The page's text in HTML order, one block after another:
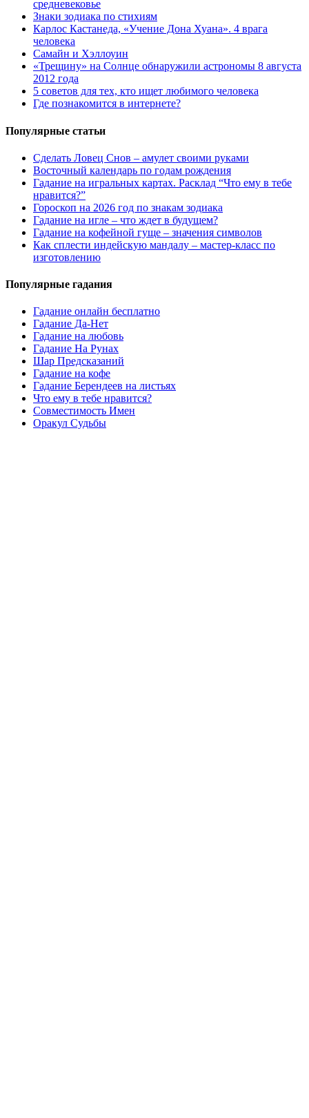
средневековье
Знаки зодиака по стихиям
Карлос Кастанеда, «Учение Дона Хуана». 4 врага
человека
Самайн и Хэллоуин
«Трещину» на Солнце обнаружили астрономы 8 августа
2012 года
5 советов для тех, кто ищет любимого человека
Где познакомится в интернете?
Популярные статьи
Сделать Ловец Снов – амулет своими руками
Восточный календарь по годам рождения
Гадание на игральных картах. Расклад “Что ему в тебе
нравится?”
Гороскоп на 2026 год по знакам зодиака
Гадание на игле – что ждет в будущем?
Гадание на кофейной гуще – значения символов
Как сплести индейскую мандалу – мастер-класс по
изготовлению
Популярные гадания
Гадание онлайн бесплатно
Гадание Да-Нет
Гадание на любовь
Гадание На Рунах
Шар Предсказаний
Гадание на кофе
Гадание Берендеев на листьях
Что ему в тебе нравится?
Совместимость Имен
Оракул Судьбы